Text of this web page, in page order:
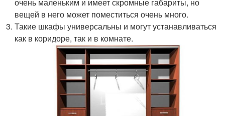
очень маленьким и имеет скромные габариты, но
вещей в него может поместиться очень много.
Такие шкафы универсальны и могут устанавливаться
как в коридоре, так и в комнате.